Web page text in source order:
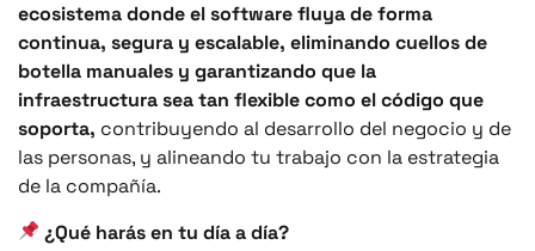
ecosistema donde el software fluya de forma
continua, segura y escalable, eliminando cuellos de
botella manuales y garantizando que la
infraestructura sea tan flexible como el código que
soporta, contribuyendo al desarrollo del negocio y de
las personas, y alineando tu trabajo con la estrategia
de la compañía.
¿Qué harás en tu día a día?